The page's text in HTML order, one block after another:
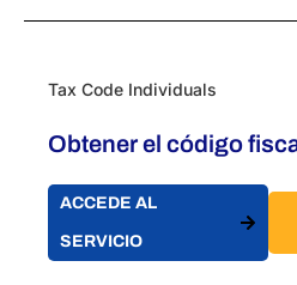
Tax Code Individuals
Obtener el código
ACCEDE AL
SERVICIO